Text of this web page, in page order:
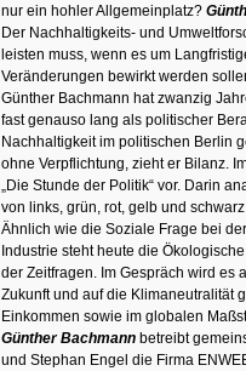
nur ein hohler Allgemeinplatz?
Der Nachhaltigkeits- und
leisten muss, wenn es um
Veränderungen bewirkt werden
Günther Bachmann hat zwanzig
fast genauso lang als politischer
Nachhaltigkeit im politischen Berlin
ohne Verpflichtung, zieht er Bilanz.
„Die Stunde der Politik“ vor. Darin
von links, grün, rot, gelb und
Ähnlich wie die Soziale Frage bei
Industrie steht heute die
der Zeitfragen. Im Gespräch wird es
Zukunft und auf die Klimaneutralität
Einkommen sowie im globalen
Günther Bachmann betreibt
und Stephan Engel die Firma